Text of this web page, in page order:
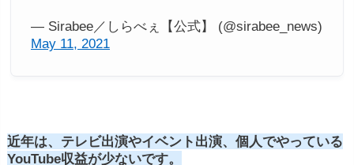
— Sirabee／しらべぇ【公式】 (@sirabee_news)
May 11, 2021
近年は、テレビ出演やイベント出演、個人でやっている
YouTube収益が少ないです。